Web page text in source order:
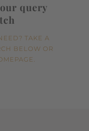
query
TAKE A
BELOW OR
.